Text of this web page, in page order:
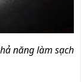
năng làm sạch